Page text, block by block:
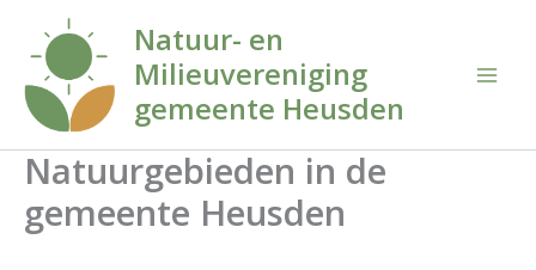
inhoud
Natuur- en
Milieuvereniging
gemeente Heusden
Natuurgebieden in de
gemeente Heusden